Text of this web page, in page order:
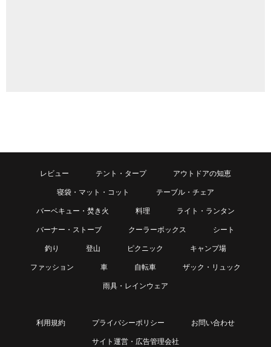
レビュー テント・タープ アウトドアの知恵
寝袋・マット・コット テーブル・チェア
バーベキュー・焚き火 料理 ライト・ランタン
バーナー・ストーブ クーラーボックス シート
釣り 登山 ピクニック キャンプ場
ファッション 車 自転車 ザック・リュック
雨具・レインウェア
利用規約 プライバシーポリシー お問い合わせ
サイト運営・広告管理会社